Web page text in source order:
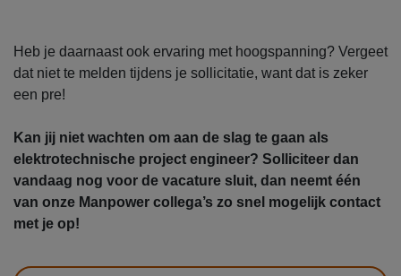
Heb je daarnaast ook ervaring met hoogspanning? Vergeet
dat niet te melden tijdens je sollicitatie, want dat is zeker
een pre!
Kan jij niet wachten om aan de slag te gaan als
elektrotechnische project engineer? Solliciteer dan
vandaag nog voor de vacature sluit, dan neemt één
van onze Manpower collega’s zo snel mogelijk contact
met je op!